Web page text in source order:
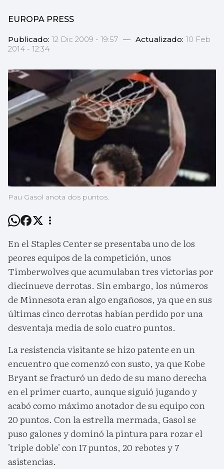
EUROPA PRESS
Publicado: 12 Dic 2009 - 19:57 — Actualizado: 10 Feb
2014 - 12:34
Pau Gasol anota dos puntos.
En el Staples Center se presentaba uno de los
peores equipos de la competición, unos
Timberwolves que acumulaban tres victorias por
diecinueve derrotas. Sin embargo, los números
de Minnesota eran algo engañosos, ya que en sus
últimas cinco derrotas habían perdido por una
desventaja media de solo cuatro puntos.
La resistencia visitante se hizo patente en un
encuentro que comenzó con susto, ya que Kobe
Bryant se fracturó un dedo de su mano derecha
en el primer cuarto, aunque siguió jugando y
acabó como máximo anotador de su equipo con
20 puntos. Con la estrella mermada, Gasol se
puso galones y dominó la pintura para rozar el
'triple doble' con 17 puntos, 20 rebotes y 7
asistencias.